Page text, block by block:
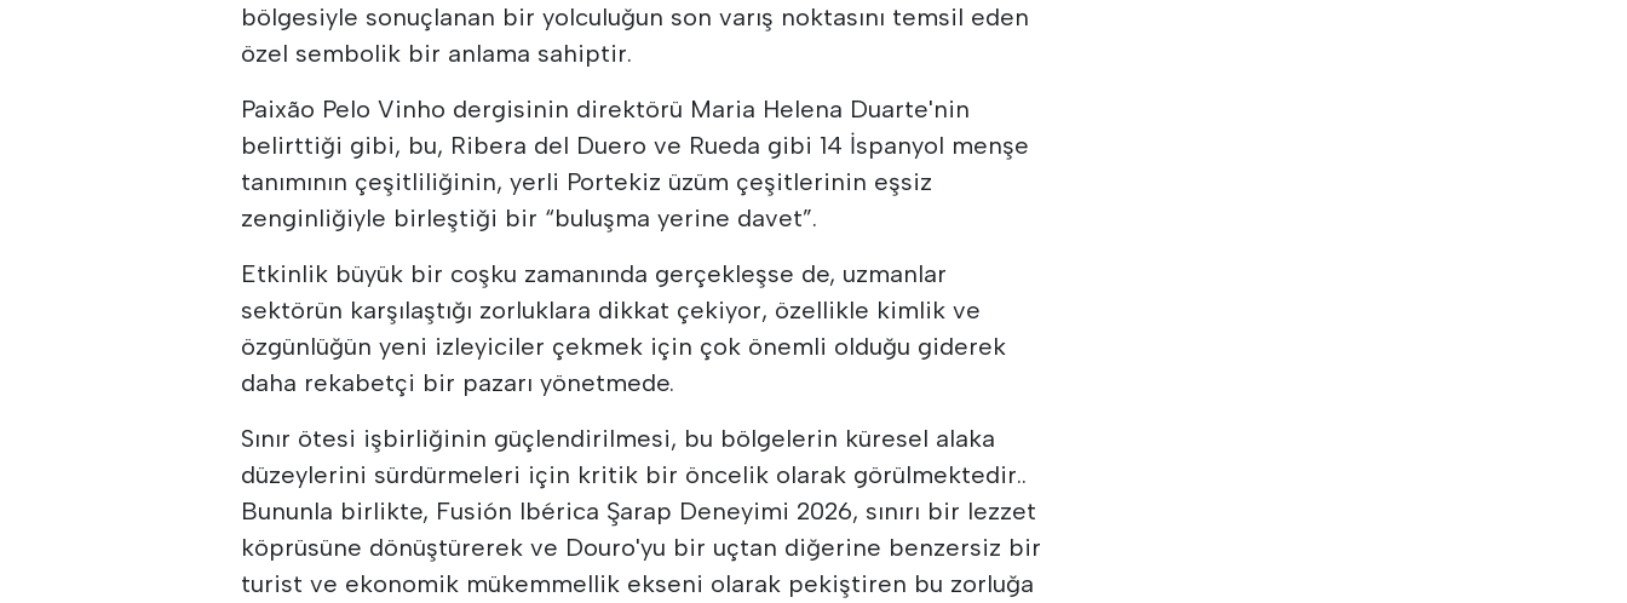
bölgesiyle sonuçlanan bir yolculuğun son varış noktasını temsil eden
özel sembolik bir anlama sahiptir.
Paixão Pelo Vinho dergisinin direktörü Maria Helena Duarte'nin
belirttiği gibi, bu, Ribera del Duero ve Rueda gibi 14 İspanyol menşe
tanımının çeşitliliğinin, yerli Portekiz üzüm çeşitlerinin eşsiz
zenginliğiyle birleştiği bir “buluşma yerine davet”.
Etkinlik büyük bir coşku zamanında gerçekleşse de, uzmanlar
sektörün karşılaştığı zorluklara dikkat çekiyor, özellikle kimlik ve
özgünlüğün yeni izleyiciler çekmek için çok önemli olduğu giderek
daha rekabetçi bir pazarı yönetmede.
Sınır ötesi işbirliğinin güçlendirilmesi, bu bölgelerin küresel alaka
düzeylerini sürdürmeleri için kritik bir öncelik olarak görülmektedir..
Bununla birlikte, Fusión Ibérica Şarap Deneyimi 2026, sınırı bir lezzet
köprüsüne dönüştürerek ve Douro'yu bir uçtan diğerine benzersiz bir
turist ve ekonomik mükemmellik ekseni olarak pekiştiren bu zorluğa